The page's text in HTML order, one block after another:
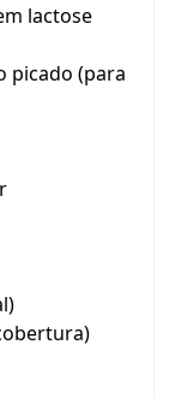
lactose
picado (para